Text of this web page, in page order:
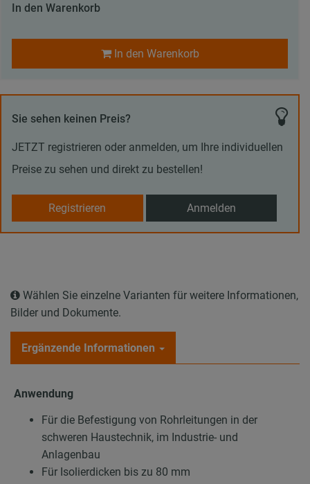
In den Warenkorb
In den Warenkorb
Sie sehen keinen Preis?
JETZT registrieren oder anmelden, um Ihre individuellen
Preise zu sehen und direkt zu bestellen!
Registrieren Anmelden
Wählen Sie einzelne Varianten für weitere Informationen,
Bilder und Dokumente.
Ergänzende Informationen
Anwendung
Für die Befestigung von Rohrleitungen in der
schweren Haustechnik, im Industrie- und
Anlagenbau
Für Isolierdicken bis zu 80 mm